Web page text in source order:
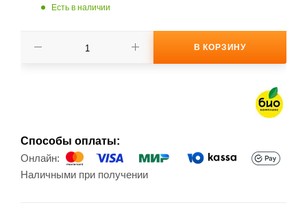
Есть в наличии
В КОРЗИНУ
Способы оплаты:
Онлайн:
Наличными при получении